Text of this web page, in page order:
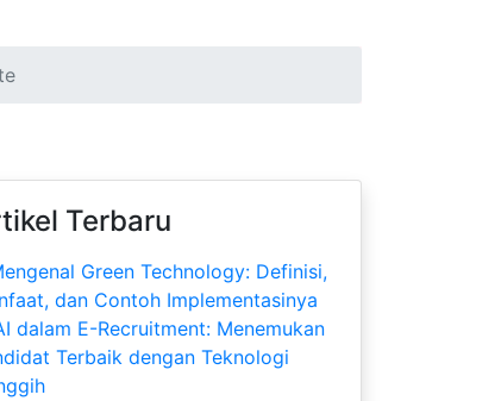
Terbaru
Green Technology: Definisi,
dan Contoh Implementasinya
dalam E-Recruitment: Menemukan
Terbaik dengan Teknologi